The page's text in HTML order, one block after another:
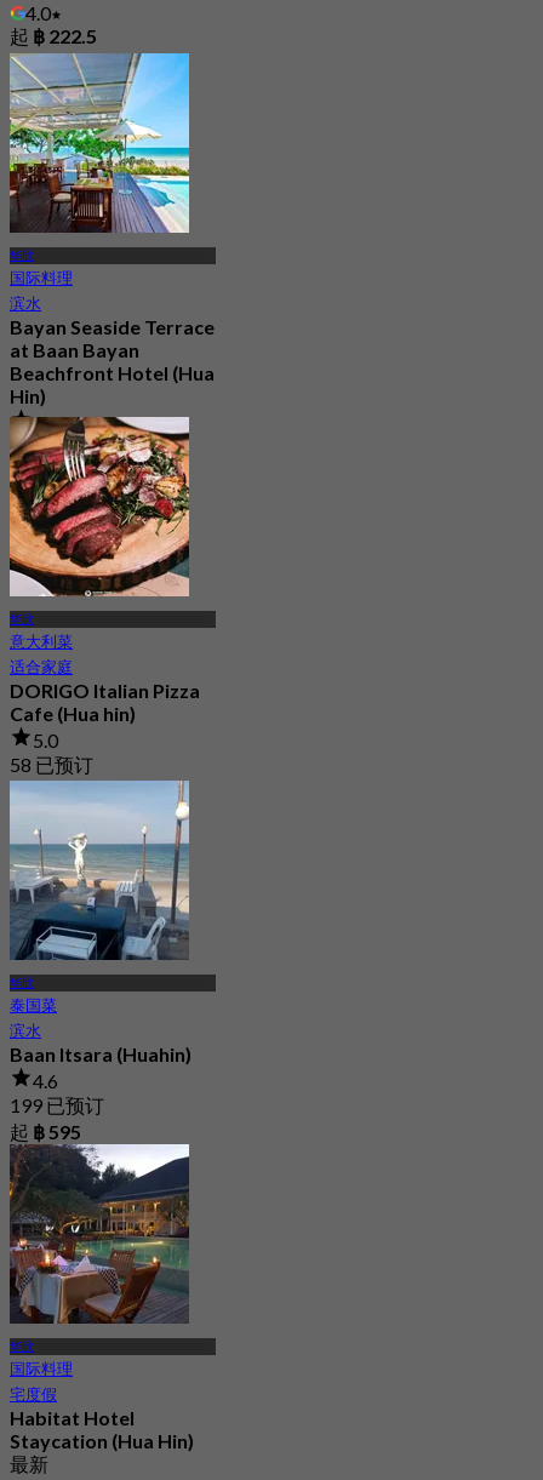
4.0
起 ฿ 222.5
华欣
国际料理
滨水
Bayan Seaside Terrace
at Baan Bayan
Beachfront Hotel (Hua
Hin)
4.7
221 已预订
起฿ 585
华欣
意大利菜
适合家庭
DORIGO Italian Pizza
Cafe (Hua hin)
5.0
58 已预订
起฿ 562.5
华欣
泰国菜
滨水
Baan Itsara (Huahin)
4.6
199 已预订
起 ฿ 595
华欣
国际料理
宅度假
Habitat Hotel
Staycation (Hua Hin)
最新